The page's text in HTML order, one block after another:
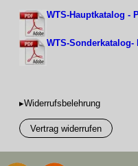
WTS-Hauptkatalog -
WTS-Sonderkatalog-
▸Widerrufsbelehrung
Vertrag widerrufen